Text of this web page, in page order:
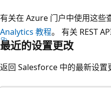
有关在 Azure 门户中使用这些
Analytics 教程。 有关 REST
最近的设置更改
返回 Salesforce 中的最新设置